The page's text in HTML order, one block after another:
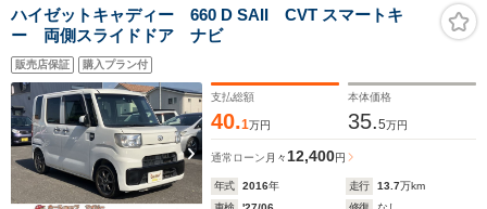
ハイゼットキャディー 660 D SAII CVT スマートキ
ー 両側スライドドア ナビ
販売店保証 購入プラン付
支払総額
40.1万円
本体価格
35.5万円
通常ローン 月々12,400円
年式 2016年 走行 13.7万km